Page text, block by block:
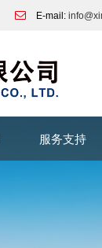
E-mail:
服务支持